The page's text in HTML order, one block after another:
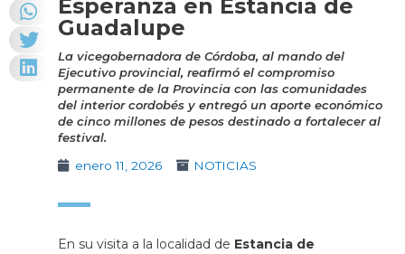
Esperanza en Estancia de
Guadalupe
La vicegobernadora de Córdoba, al mando del
Ejecutivo provincial, reafirmó el compromiso
permanente de la Provincia con las comunidades
del interior cordobés y entregó un aporte económico
de cinco millones de pesos destinado a fortalecer al
festival.
enero 11, 2026
NOTICIAS
En su visita a la localidad de Estancia de